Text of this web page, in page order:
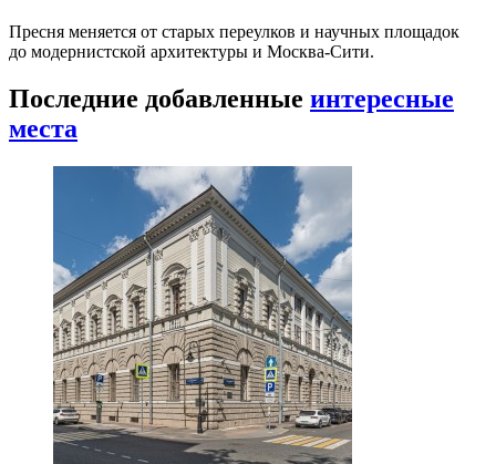
Пресня меняется от старых переулков и научных площадок
до модернистской архитектуры и Москва-Сити.
Последние добавленные интересные
места